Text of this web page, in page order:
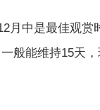
月中是最佳观赏
般能维持15天